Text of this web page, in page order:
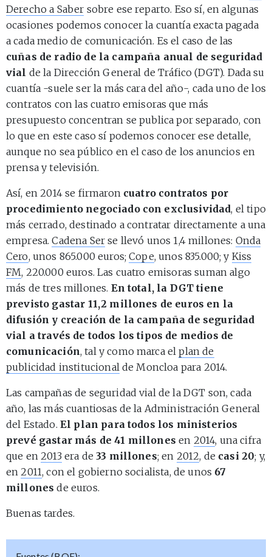
Derecho a Saber sobre ese reparto. Eso sí, en algunas
ocasiones podemos conocer la cuantía exacta pagada
a cada medio de comunicación. Es el caso de las
cuñas de radio de la campaña anual de seguridad
vial de la Dirección General de Tráfico (DGT). Dada su
cuantía -suele ser la más cara del año-, cada uno de los
contratos con las cuatro emisoras que más
presupuesto concentran se publica por separado, con
lo que en este caso sí podemos conocer ese detalle,
aunque no sea público en el caso de los anuncios en
prensa y televisión.
Así, en 2014 se firmaron cuatro contratos por
procedimiento negociado con exclusividad, el tipo
más cerrado, destinado a contratar directamente a una
empresa.Cadena Ser se llevó unos 1,4 millones: Onda
Cero, unos 865.000 euros;Cope, unos 835.000; y Kiss
FM, 220.000 euros. Las cuatro emisoras suman algo
más de tres millones. En total, la DGT tiene
previsto gastar 11,2 millones de euros en la
difusión y creación de la campaña de seguridad
vial a través de todos los tipos de medios de
comunicación, tal y como marca elplan de
publicidad institucional de Moncloa para 2014.
Las campañas de seguridad vial de la DGT son, cada
año, las más cuantiosas de la Administración General
del Estado. El plan para todos los ministerios
prevé gastar más de 41 millones en 2014, una cifra
que en 2013era de33 millones; en 2012, de casi 20; y,
en 2011, con el gobierno socialista, de unos 67
millones de euros.
Buenas tardes.